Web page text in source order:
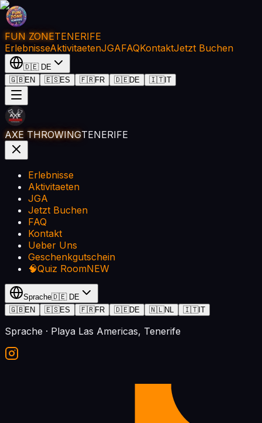
FUN ZONETENERIFE
ErlebnisseAktivitaetenJGAFAQKontaktJetzt Buchen
🇩🇪 DE
🇬🇧EN 🇪🇸ES 🇫🇷FR 🇩🇪DE 🇮🇹IT
AXE THROWINGTENERIFE
Erlebnisse
Aktivitaeten
JGA
Jetzt Buchen
FAQ
Kontakt
Ueber Uns
Geschenkgutschein
🧠Quiz RoomNEW
Sprache🇩🇪 DE
🇬🇧EN 🇪🇸ES 🇫🇷FR 🇩🇪DE 🇳🇱NL 🇮🇹IT
Sprache · Playa Las Americas, Tenerife